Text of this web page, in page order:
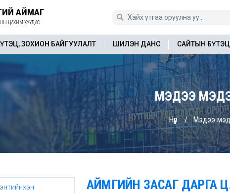
АЙМАГ
ЦАХИМ ХУУДАС
ЗОХИОН БАЙГУУЛАЛТ ШИЛЭН ДАНС САЙТЫН БҮТЭЦ
МЭДЭЭ
Нүүр Мэдээ
АЙМГИЙН ЗАСАГ ДАРГА